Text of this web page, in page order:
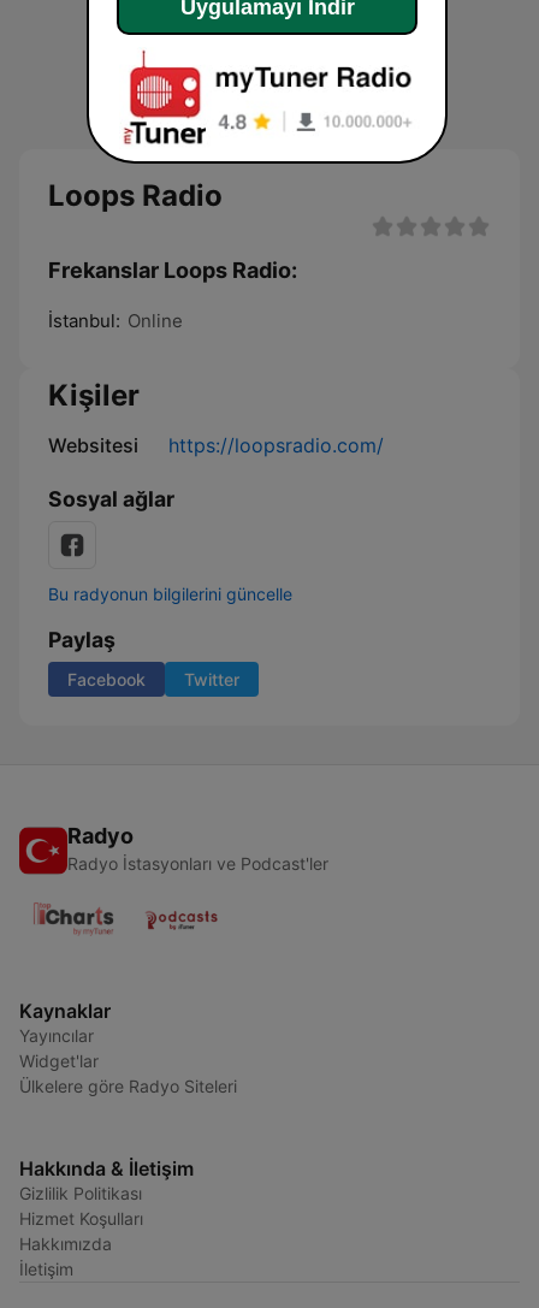
Loops Radio
Frekanslar Loops Radio:
İstanbul: Online
Kişiler
Websitesi https://loopsradio.com/
Sosyal ağlar
Bu radyonun bilgilerini güncelle
Paylaş
Facebook Twitter
Radyo
Radyo İstasyonları ve Podcast'ler
Kaynaklar
Yayıncılar
Widget'lar
Ülkelere göre Radyo Siteleri
Hakkında & İletişim
Gizlilik Politikası
Hizmet Koşulları
Hakkımızda
İletişim
Uygulamayı İndir